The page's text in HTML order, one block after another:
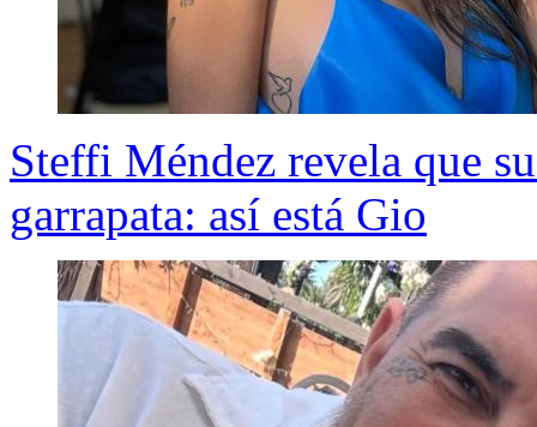
Steffi Méndez revela que
garrapata: así está Gio